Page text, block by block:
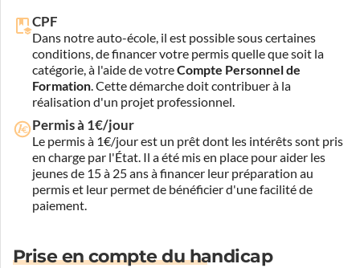
CPF
Dans notre auto-école, il est possible sous certaines
conditions, de financer votre permis quelle que soit la
catégorie, à l'aide de votreCompte Personnel de
Formation. Cette démarche doit contribuer à la
réalisation d'un projet professionnel.
Permis à 1€/jour
Le permis à 1€/jour est un prêt dont les intérêts sont pris
en charge par l'État. Il a été mis en place pour aider les
jeunes de 15 à 25 ans à financer leur préparation au
permis et leur permet de bénéficier d'une facilité de
paiement.
Prise en compte du handicap